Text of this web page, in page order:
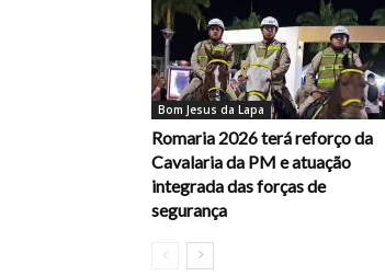
Bom Jesus da Lapa
Romaria 2026 terá reforço da
Cavalaria da PM e atuação
integrada das forças de
segurança